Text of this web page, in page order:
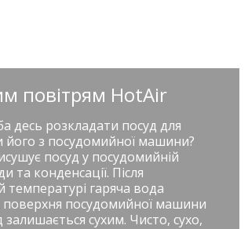
повітрям HotAir
десь розкладати посуд для
його з посудомийної машини?
посуд у посудомийній
конденсації. Після
температурі гаряча вода
поверхня посудомийної машини
залишається сухим. Чисто, сухо,